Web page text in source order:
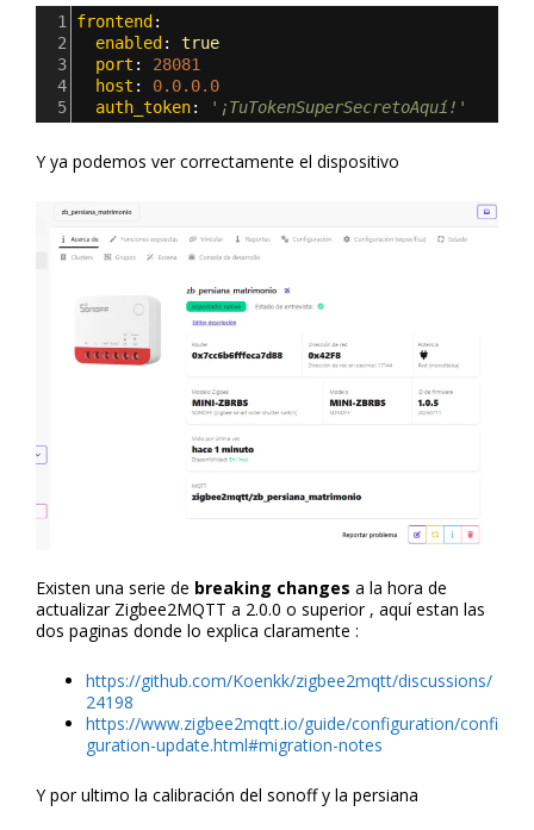
1 frontend :
2
  enabled
: true
3
  port
: 28081
4
  host
: 0.0.0.0
5
  auth_token
: '¡TuTokenSuperSecretoAquí!'
Y ya podemos ver correctamente el dispositivo
Existen una serie de breaking changes a la hora de
actualizar Zigbee2MQTT a 2.0.0 o superior , aquí estan las
dos paginas donde lo explica claramente :
https://github.com/Koenkk/zigbee2mqtt/discussions/
24198
https://www.zigbee2mqtt.io/guide/configuration/confi
guration-update.html#migration-notes
Y por ultimo la calibración del sonoff y la persiana